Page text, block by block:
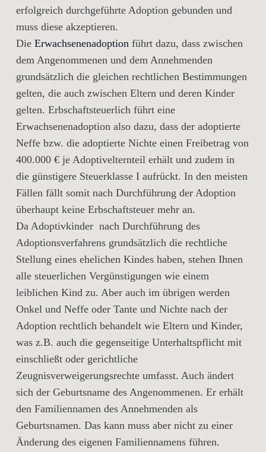
erfolgreich durchgeführte Adoption gebunden und
muss diese akzeptieren.
Die Erwachsenenadoption führt dazu, dass zwischen
dem Angenommenen und dem Annehmenden
grundsätzlich die gleichen rechtlichen Bestimmungen
gelten, die auch zwischen Eltern und deren Kinder
gelten. Erbschaftsteuerlich führt eine
Erwachsenenadoption also dazu, dass der adoptierte
Neffe bzw. die adoptierte Nichte einen Freibetrag von
400.000 € je Adoptivelternteil erhält und zudem in
die günstigere Steuerklasse I aufrückt. In den meisten
Fällen fällt somit nach Durchführung der Adoption
überhaupt keine Erbschaftsteuer mehr an.
Da Adoptivkinder nach Durchführung des
Adoptionsverfahrens grundsätzlich die rechtliche
Stellung eines ehelichen Kindes haben, stehen Ihnen
alle steuerlichen Vergünstigungen wie einem
leiblichen Kind zu. Aber auch im übrigen werden
Onkel und Neffe oder Tante und Nichte nach der
Adoption rechtlich behandelt wie Eltern und Kinder,
was z.B. auch die gegenseitige Unterhaltspflicht mit
einschließt oder gerichtliche
Zeugnisverweigerungsrechte umfasst. Auch ändert
sich der Geburtsname des Angenommenen. Er erhält
den Familiennamen des Annehmenden als
Geburtsnamen. Das kann muss aber nicht zu einer
Änderung des eigenen Familiennamens führen.